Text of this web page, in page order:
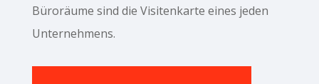
Büroräume sind die Visitenkarte eines jeden
Unternehmens.